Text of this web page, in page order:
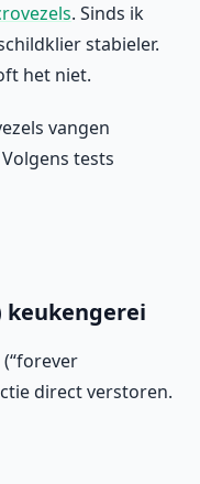
. Sinds ik
stabieler.
het niet.
vangen
tests
keukengerei
(“forever
direct verstoren.